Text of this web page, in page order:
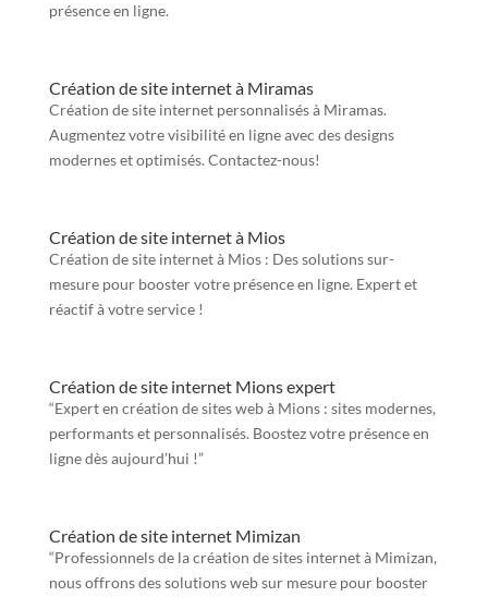
présence en ligne.
Création de site internet à Miramas
Création de site internet personnalisés à Miramas.
Augmentez votre visibilité en ligne avec des designs
modernes et optimisés. Contactez-nous!
Création de site internet à Mios
Création de site internet à Mios : Des solutions sur-
mesure pour booster votre présence en ligne. Expert et
réactif à votre service !
Création de site internet Mions expert
“Expert en création de sites web à Mions : sites modernes,
performants et personnalisés. Boostez votre présence en
ligne dès aujourd’hui !”
Création de site internet Mimizan
“Professionnels de la création de sites internet à Mimizan,
nous offrons des solutions web sur mesure pour booster